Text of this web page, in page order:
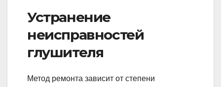
Устранение
неисправностей
глушителя
Метод ремонта зависит от степени